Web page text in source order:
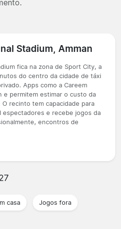
Stadium, Amman
fica na zona de Sport City, a
do centro da cidade de táxi
Apps como a Careem
e permitem estimar o custo da
recinto tem capacidade para
espectadores e recebe jogos da
encontros de
casa Jogos fora